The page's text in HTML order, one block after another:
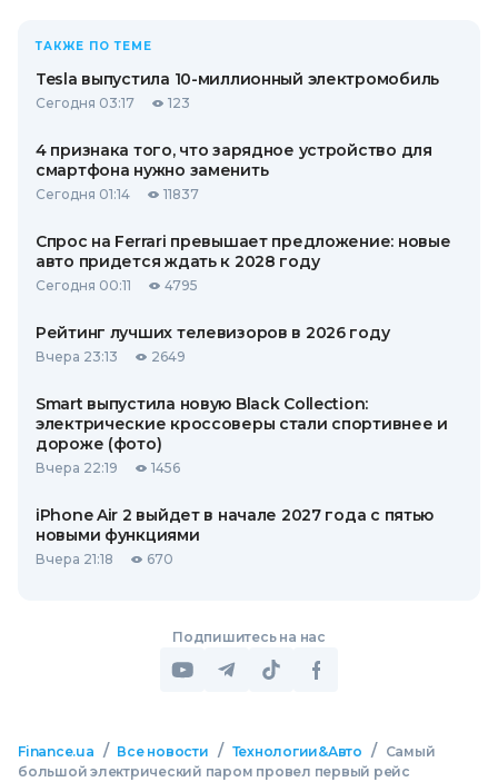
ТАКЖЕ ПО ТЕМЕ
Tesla выпустила 10-миллионный электромобиль
Сегодня 03:17 123
4 признака того, что зарядное устройство для
смартфона нужно заменить
Сегодня 01:14 11837
Спрос на Ferrari превышает предложение: новые
авто придется ждать к 2028 году
Сегодня 00:11 4795
Рейтинг лучших телевизоров в 2026 году
Вчера 23:13 2649
Smart выпустила новую Black Collection:
электрические кроссоверы стали спортивнее и
дороже (фото)
Вчера 22:19 1456
iPhone Air 2 выйдет в начале 2027 года с пятью
новыми функциями
Вчера 21:18 670
Подпишитесь на нас
Finance.ua / Все новости / Технологии&Авто /
Самый
большой электрический паром провел первый рейс